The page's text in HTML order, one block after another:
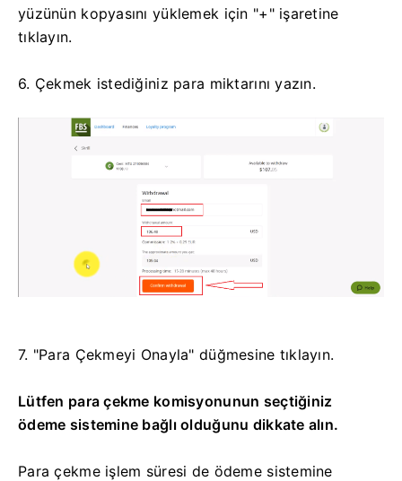
yüzünün kopyasını yüklemek için "+" işaretine
tıklayın.
6. Çekmek istediğiniz para miktarını yazın.
7. "Para Çekmeyi Onayla" düğmesine tıklayın.
Lütfen para çekme komisyonunun seçtiğiniz
ödeme sistemine bağlı olduğunu dikkate alın.
Para çekme işlem süresi de ödeme sistemine